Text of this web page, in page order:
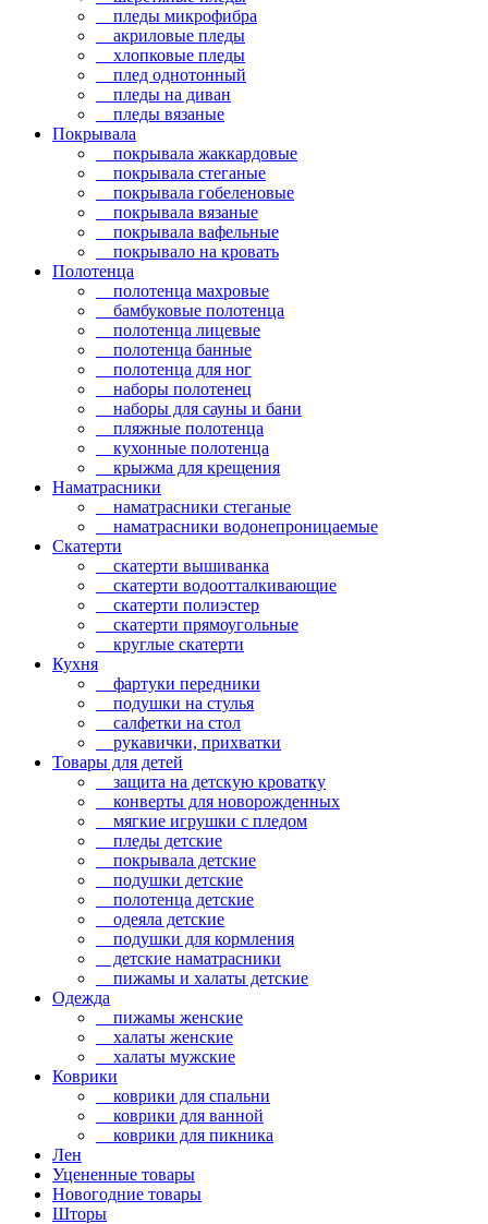
пледы микрофибра
акриловые пледы
хлопковые пледы
плед однотонный
пледы на диван
пледы вязаные
Покрывала
покрывала жаккардовые
покрывала стеганые
покрывала гобеленовые
покрывала вязаные
покрывала вафельные
покрывало на кровать
Полотенца
полотенца махровые
бамбуковые полотенца
полотенца лицевые
полотенца банные
полотенца для ног
наборы полотенец
наборы для сауны и бани
пляжные полотенца
кухонные полотенца
крыжма для крещения
Наматрасники
наматрасники стеганые
наматрасники водонепроницаемые
Скатерти
скатерти вышиванка
скатерти водоотталкивающие
скатерти полиэстер
скатерти прямоугольные
круглые скатерти
Кухня
фартуки передники
подушки на стулья
салфетки на стол
рукавички, прихватки
Товары для детей
защита на детскую кроватку
конверты для новорожденных
мягкие игрушки с пледом
пледы детские
покрывала детские
подушки детские
полотенца детские
одеяла детские
подушки для кормления
детские наматрасники
пижамы и халаты детские
Одежда
пижамы женские
халаты женские
халаты мужские
Коврики
коврики для спальни
коврики для ванной
коврики для пикника
Лен
Уцененные товары
Новогодние товары
Шторы